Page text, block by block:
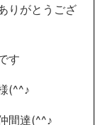
りがとうござ
す
(^^♪
間達(^^♪